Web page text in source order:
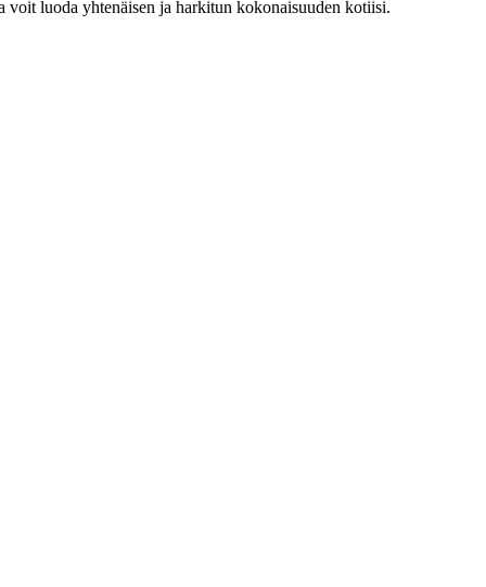
luoda yhtenäisen ja harkitun kokonaisuuden kotiisi.